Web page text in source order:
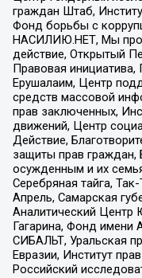
граждан Штаб,
Фонд борьбы с
НАСИЛИЮ.НЕТ, Мы
действие, Открытый
Правовая
Ерушалаим, Центр
средств массовой
прав заключенных,
движений, Центр
Действие,
защиты прав
осужденным и их
Серебряная тайга,
Апрель, Самарская
Аналитический
Гагарина, Фонд имени
СИБАЛЬТ, Уральская
Евразии, Институт
Российский